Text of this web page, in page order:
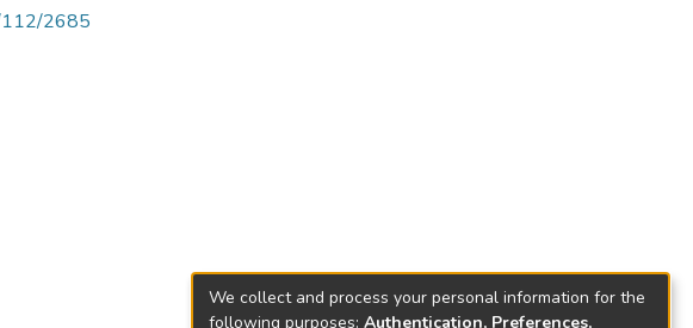
112/2685
We collect and process your personal information for the
following purposes: Authentication, Preferences,